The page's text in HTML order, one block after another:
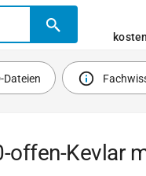
Dateien
offen-Kevlar